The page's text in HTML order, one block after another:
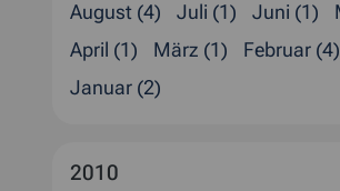
August (4)
Juli (1) Juni (1)
April (1)
März (1)
Februar (4)
Januar (2)
2010